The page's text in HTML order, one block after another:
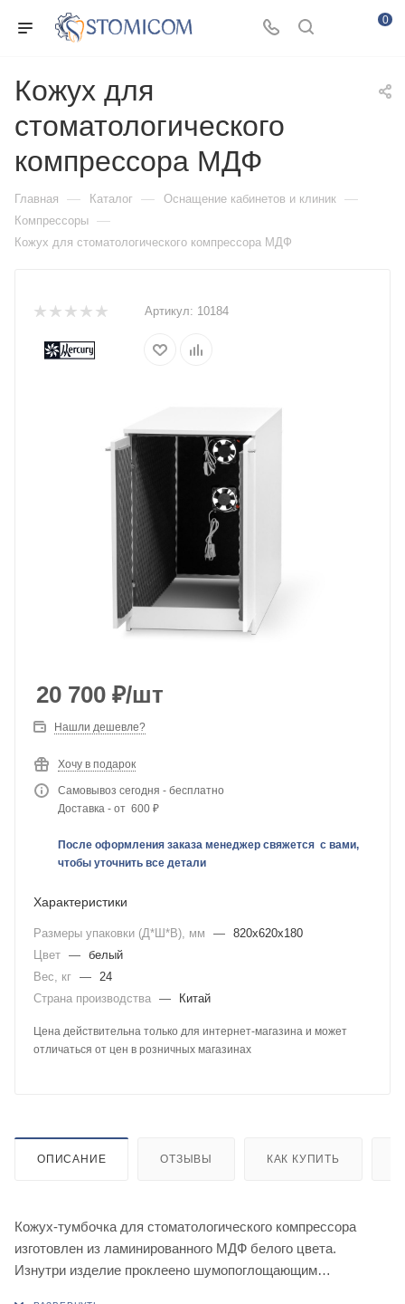
0
Кожух для
стоматологического
компрессора МДФ
Главная — Каталог — Оснащение кабинетов и клиник —
Компрессоры —
Кожух для стоматологического компрессора МДФ
Артикул: 10184
20 700 ₽/шт
Нашли дешевле?
Хочу в подарок
Самовывоз сегодня - бесплатно
Доставка - от 600 ₽
После оформления заказа менеджер свяжется с вами,
чтобы уточнить все детали
Характеристики
Размеры упаковки (Д*Ш*В), мм — 820х620х180
Цвет — белый
Вес, кг — 24
Страна производства — Китай
Цена действительна только для интернет-магазина и может
отличаться от цен в розничных магазинах
ОПИСАНИЕ ОТЗЫВЫ КАК КУПИТЬ
Кожух-тумбочка для стоматологического компрессора
изготовлен из ламинированного МДФ белого цвета.
Изнутри изделие проклеено шумопоглощающим